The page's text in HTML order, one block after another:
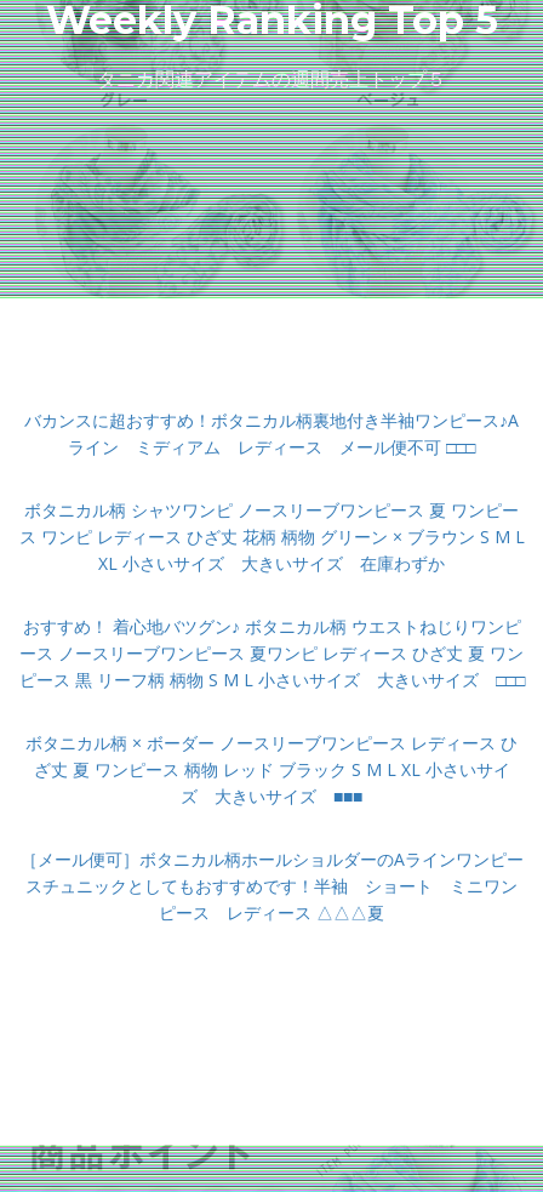
Weekly Ranking Top 5
タニカ関連アイテムの週間売上トップ５
バカンスに超おすすめ！ボタニカル柄裏地付き半袖ワンピース♪A
ライン ミディアム レディース メール便不可 □□□
ボタニカル柄 シャツワンピ ノースリーブワンピース 夏 ワンピー
ス ワンピ レディース ひざ丈 花柄 柄物 グリーン × ブラウン S M L
XL 小さいサイズ 大きいサイズ 在庫わずか
おすすめ！ 着心地バツグン♪ ボタニカル柄 ウエストねじりワンピ
ース ノースリーブワンピース 夏ワンピ レディース ひざ丈 夏 ワン
ピース 黒 リーフ柄 柄物 S M L 小さいサイズ 大きいサイズ □□□
ボタニカル柄 × ボーダー ノースリーブワンピース レディース ひ
ざ丈 夏 ワンピース 柄物 レッド ブラック S M L XL 小さいサイ
ズ 大きいサイズ ■■■
［メール便可］ボタニカル柄ホールショルダーのAラインワンピー
スチュニックとしてもおすすめです！半袖 ショート ミニワン
ピース レディース △△△夏